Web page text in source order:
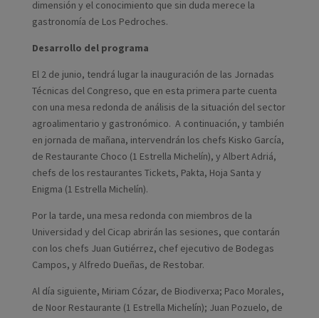
dimensión y el conocimiento que sin duda merece la
gastronomía de Los Pedroches.
Desarrollo del programa
El 2 de junio, tendrá lugar la inauguración de las Jornadas
Técnicas del Congreso, que en esta primera parte cuenta
con una mesa redonda de análisis de la situación del sector
agroalimentario y gastronómico. A continuación, y también
en jornada de mañana, intervendrán los chefs Kisko García,
de Restaurante Choco (1 Estrella Michelín), y Albert Adriá,
chefs de los restaurantes Tickets, Pakta, Hoja Santa y
Enigma (1 Estrella Michelín).
Por la tarde, una mesa redonda con miembros de la
Universidad y del Cicap abrirán las sesiones, que contarán
con los chefs Juan Gutiérrez, chef ejecutivo de Bodegas
Campos, y Alfredo Dueñas, de Restobar.
Al día siguiente, Miriam Cózar, de Biodiverxa; Paco Morales,
de Noor Restaurante (1 Estrella Michelín); Juan Pozuelo, de